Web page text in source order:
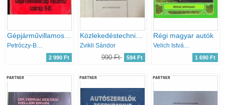
Gépjárművillamossági műszerész szakrajz II.-III.
Petróczy-Borsi
2 990 Ft
Közlekedéstechnika II.
Zvikli Sándor
990 Ft 594 Ft
Régi magyar autók
Velich István-Fogarasi Gábor
1 690 Ft
PARTNER PARTNER PARTNER